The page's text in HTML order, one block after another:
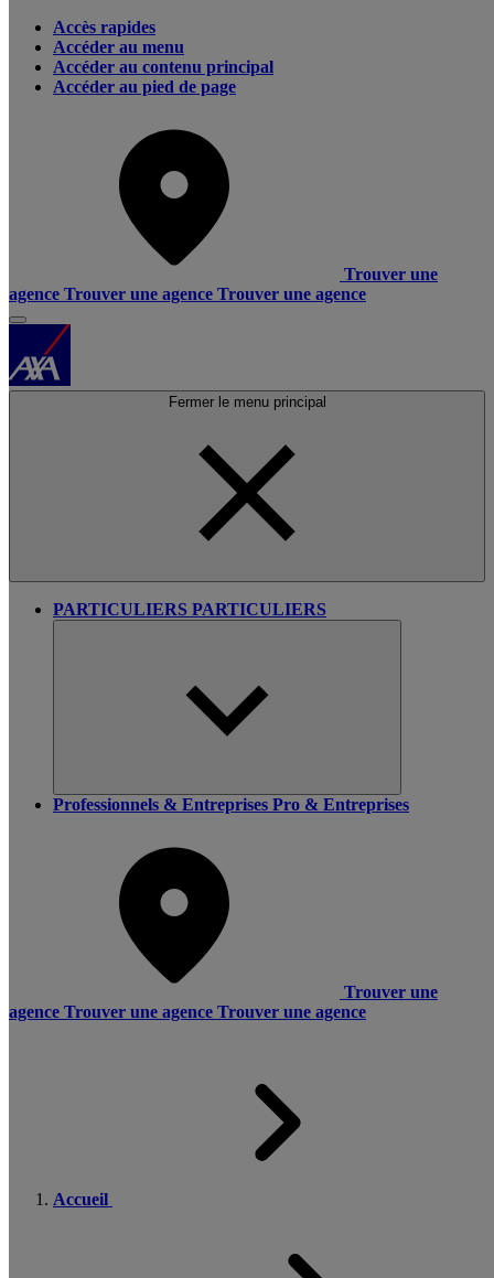
Accès rapides
Accéder au menu
Accéder au contenu principal
Accéder au pied de page
Trouver une
agence Trouver une agence Trouver une agence
Fermer le menu principal
PARTICULIERS PARTICULIERS
Professionnels & Entreprises Pro & Entreprises
Trouver une
agence Trouver une agence Trouver une agence
Accueil